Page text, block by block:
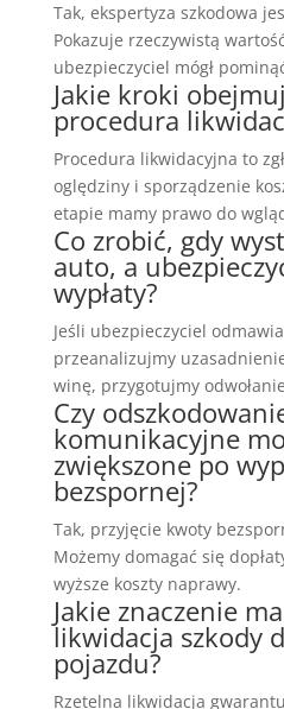
Tak, ekspertyza szkodowa
Pokazuje rzeczywistą
ubezpieczyciel mógł
Jakie kroki
procedura
Procedura likwidacyjna to
oględziny i sporządzenie
etapie mamy prawo do
Co zrobić, gdy
auto, a
wypłaty?
Jeśli ubezpieczyciel
przeanalizujmy
winę, przygotujmy
Czy
komunikacyjne
zwiększone po
bezspornej?
Tak, przyjęcie kwoty
Możemy domagać się
wyższe koszty naprawy.
Jakie znaczenie
likwidacja szkody
pojazdu?
Rzetelna likwidacja